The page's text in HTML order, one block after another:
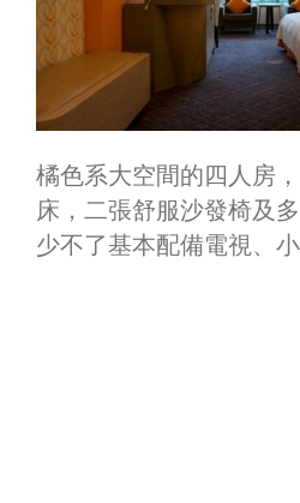
橘色系大空間的四人房
床，二張舒服沙發椅及
少不了基本配備電視、